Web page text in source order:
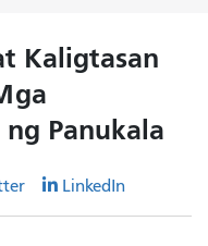
Kaligtasan
Panukala
LinkedIn